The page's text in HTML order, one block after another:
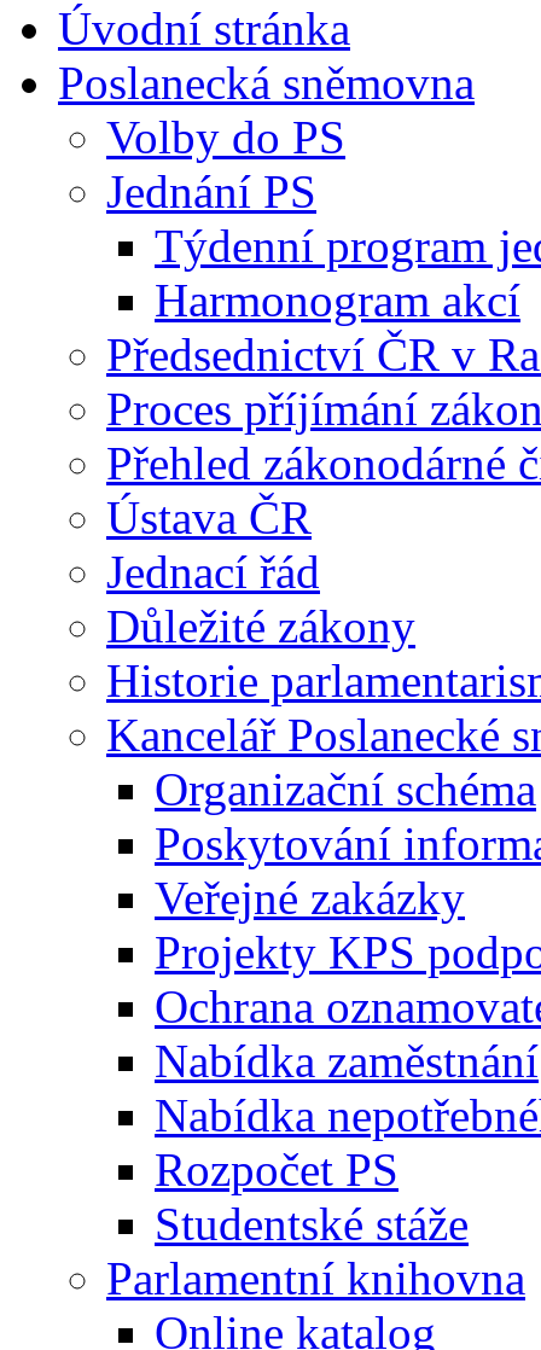
Úvodní stránka
Poslanecká sněmovna
Volby do PS
Jednání PS
Týdenní program
Harmonogram akcí
Předsednictví ČR v
Proces příjímání
Přehled zákonodárné
Ústava ČR
Jednací řád
Důležité zákony
Historie
Kancelář Poslanecké
Organizační schéma
Poskytování
Veřejné zakázky
Projekty KPS
Ochrana
Nabídka zaměstnání
Nabídka
Rozpočet PS
Studentské stáže
Parlamentní knihovna
Online katalog